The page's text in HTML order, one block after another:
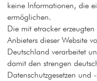
keine Informationen, die
ermöglichen.
Die mit etracker
Anbieters dieser Website
Deutschland verarbeitet
damit den strengen
Datenschutzgesetzen und